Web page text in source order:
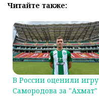
Читайте также:
В России оценили игру
Самородова за "Ахмат"